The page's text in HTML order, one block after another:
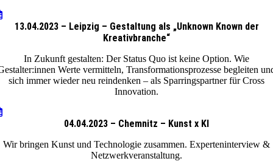
13.04.2023 – Leipzig – Gestaltung als „Unknown Known der
Kreativbranche“
In Zukunft gestalten: Der Status Quo ist keine Option. Wie
Werte vermitteln, Transformationsprozesse begleiten
sich immer wieder neu reindenken – als Sparringspartner für Cross
Innovation.
04.04.2023 – Chemnitz – Kunst x KI
Wir bringen Kunst und Technologie zusammen. Experteninterview &
Netzwerkveranstaltung.